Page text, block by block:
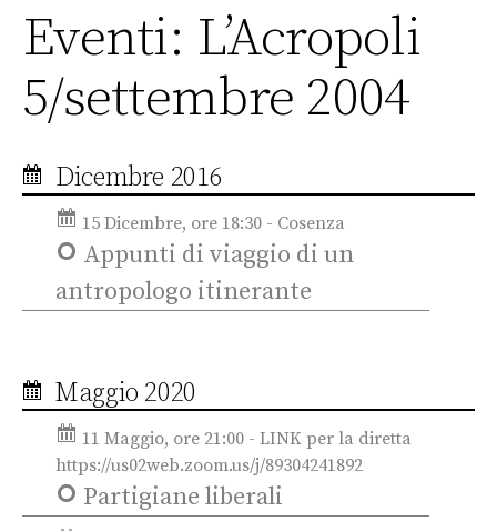
Eventi: L’Acropoli
5/settembre 2004
Dicembre 2016
15 Dicembre, ore 18:30 - Cosenza
Appunti di viaggio di un
antropologo itinerante
Maggio 2020
11 Maggio, ore 21:00 - LINK per la diretta
https://us02web.zoom.us/j/89304241892
Partigiane liberali